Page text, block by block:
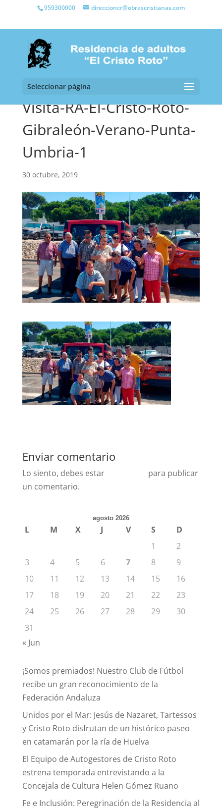
959300000 direccioncr@obrascristianas.com
Seleccionar página
Visita-RA-El-Cristo-Roto-
Gibraleón-Verano-Punta-
Umbria-1
30 octubre, 2019
Enviar comentario
Lo siento, debes estar
para publicar
un comentario.
agosto 2026
L M X J V S
D
1
2
3
4 5 6 7 8
9
10
11 12 13 14 15
16
17
18 19 20 21 22
23
24
25 26 27 28 29
30
31
« Jun
¡Somos premiados! Nuestro Club de Fútbol
recibe un gran reconocimiento de la
Federación Andaluza
Unidos por el Mar: Jesús de Nazaret, Tartessos
y Cristo Roto disfrutan de un histórico paseo
en catamarán por la ría de Huelva
El Equipo de Autogestores de Cristo Roto
estrena temporada entrevistando a la
Concejala de Cultura Helen Gómez Ruano
Fe e Inclusión: Peregrinación de la Residencia al